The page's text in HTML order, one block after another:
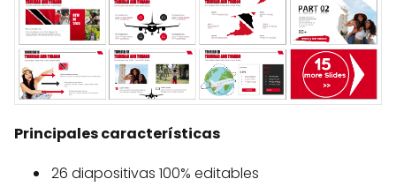
Principales características
26 diapositivas 100% editables